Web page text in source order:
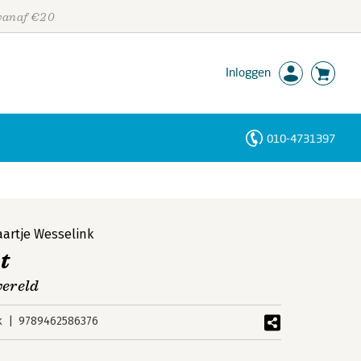
€20
Inloggen
010-4731397
Wesselink
9789462586376
Personen